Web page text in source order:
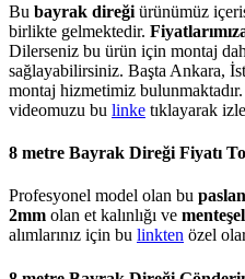
Bu bayrak direği ürünümüz
birlikte gelmektedir.
Dilerseniz bu ürün için montaj
sağlayabilirsiniz. Başta Ankara,
montaj hizmetimiz bulunmaktadır.
videomuzu bu linke tıklayarak
8 metre Bayrak Direği Fiyatı
Profesyonel model olan bu
2mm olan et kalınlığı ve
alımlarınız için bu linkten özel